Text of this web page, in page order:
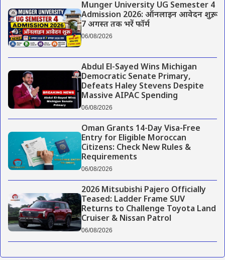
Munger University UG Semester 4
Admission 2026: ऑनलाइन आवेदन शुरू,
7 अगस्त तक भरें फॉर्म
06/08/2026
Abdul El-Sayed Wins Michigan
Democratic Senate Primary,
Defeats Haley Stevens Despite
Massive AIPAC Spending
06/08/2026
Oman Grants 14-Day Visa-Free
Entry for Eligible Moroccan
Citizens: Check New Rules &
Requirements
06/08/2026
2026 Mitsubishi Pajero Officially
Teased: Ladder Frame SUV
Returns to Challenge Toyota Land
Cruiser & Nissan Patrol
06/08/2026